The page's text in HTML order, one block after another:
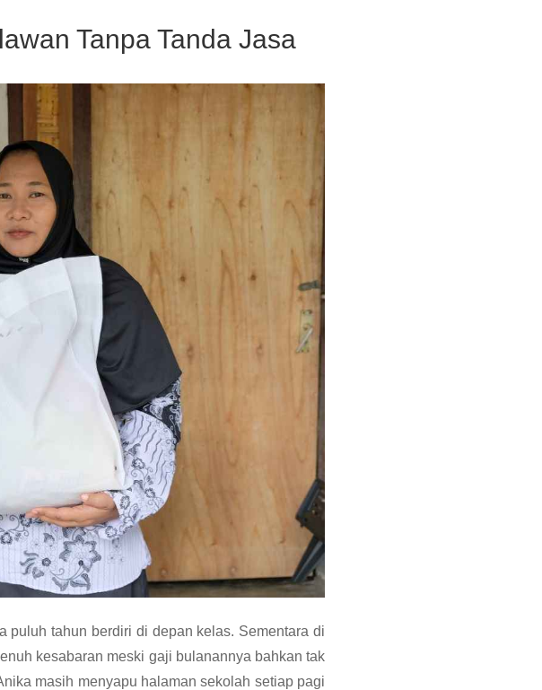
Tanpa Tanda Jasa
puluh tahun berdiri di depan kelas. Sementara di
kesabaran meski gaji bulanannya bahkan tak
masih menyapu halaman sekolah setiap pagi